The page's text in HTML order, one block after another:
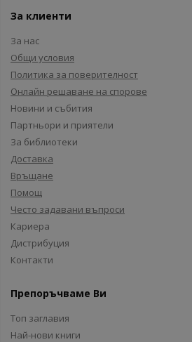
За клиенти
За нас
Общи условия
Политика за поверителност
Онлайн решаване на спорове
Новини и събития
Партньори и приятели
За библиотеки
Доставка
Връщане
Помощ
Често задавани въпроси
Кариера
Дистрибуция
Контакти
Препоръчваме Ви
Топ заглавия
Най-нови книги